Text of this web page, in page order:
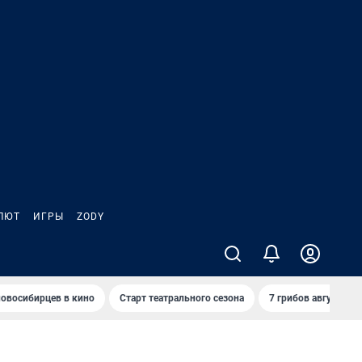
ИГРЫ ZODY
в кино Старт театрального сезона 7 грибов августа